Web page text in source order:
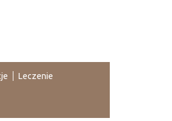
Leczenie